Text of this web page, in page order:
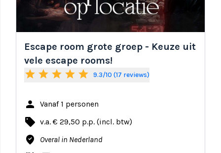
Escape room grote groep - Keuze uit
vele escape rooms!
star star star star star 9.3/10 (17 reviews)
person Vanaf 1 personen
local_offer v.a. € 29,50 p.p. (incl. btw)
where_to_vote Overal in Nederland